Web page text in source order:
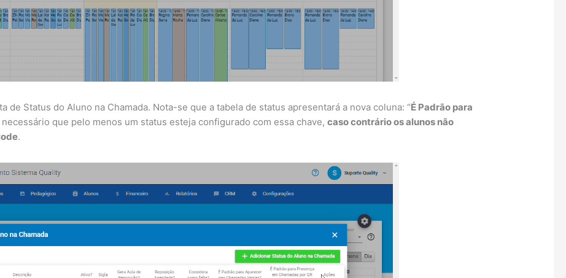
de Status do Aluno na Chamada. Nota-se que a tabela de status apresentará a nova coluna: “É Padrão para
necessário que pelo menos um status esteja configurado com essa chave,caso contrário os alunos não
.